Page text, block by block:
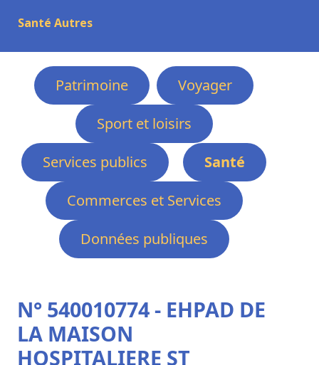
Santé Autres
Patrimoine
Voyager
Sport et loisirs
Services publics
Santé
Commerces et Services
Données publiques
N° 540010774 - EHPAD DE
LA MAISON
HOSPITALIERE ST